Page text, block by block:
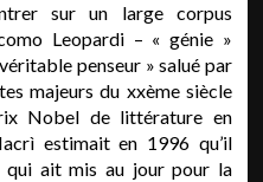
sur un large corpus
Leopardi – « génie »
penseur » salué par
majeurs du xxème siècle
Nobel de littérature en
estimait en 1996 qu’il
qui ait mis au jour pour la